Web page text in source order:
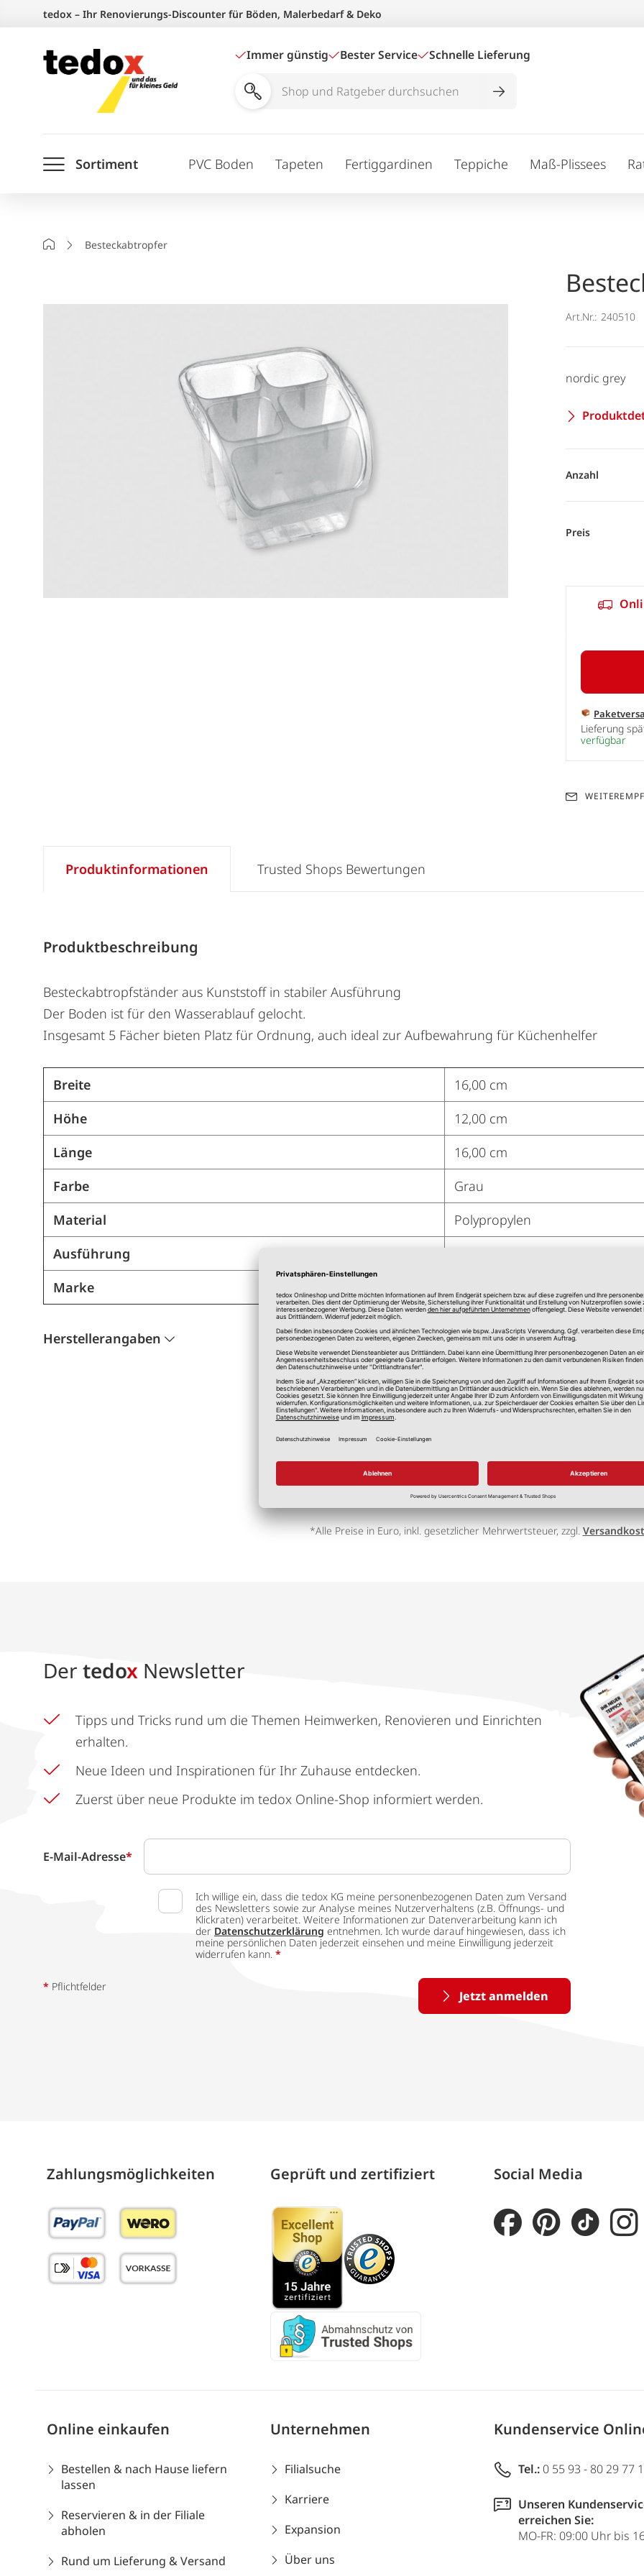
springen
tedox – Ihr Renovierungs-Discounter für Böden, Malerbedarf & Deko
Immer günstig Bester Service Schnelle Lieferung
Shop
durchsuchen
Sortiment PVC Boden Tapeten Fertiggardinen Teppiche Maß-Plissees
StartseiteBesteckabtropfer
Art.Nr.: 240510
nordic grey
Anzahl
Preis
Lieferung
verfügbar
Produktinformationen
Produktbeschreibung
Besteckabtropfständer aus Kunststoff in stabiler Ausführung
Der Boden ist für den Wasserablauf gelocht.
Insgesamt 5 Fächer bieten Platz für Ordnung, auch ideal zur Aufbewahrung für Küchenhelfer
Breite
16,00 cm
Höhe
12,00 cm
Länge
16,00 cm
Farbe
Grau
Material
Polypropylen
Ausführung
Marke
Herstellerangaben
Trusted Shops Bewertungen
*Alle Preise in Euro, inkl. gesetzlicher Mehrwertsteuer, zzgl.
Der tedox Newsletter
Tipps und Tricks rund um die Themen Heimwerken, Renovieren und Einrichten
erhalten.
Neue Ideen und Inspirationen für Ihr Zuhause entdecken.
Zuerst über neue Produkte im tedox Online-Shop informiert werden.
E-Mail-Adresse*
Ich willige ein, dass die tedox KG meine personenbezogenen Daten zum Versand
des Newsletters sowie zur Analyse meines Nutzerverhaltens (z.B. Öffnungs- und
Klickraten) verarbeitet. Weitere Informationen zur Datenverarbeitung kann ich
der Datenschutzerklärung entnehmen. Ich wurde darauf hingewiesen, dass ich
meine persönlichen Daten jederzeit einsehen und meine Einwilligung jederzeit
widerrufen kann. *
Jetzt anmelden
* Pflichtfelder
Zahlungs­möglich­keiten Geprüft und zertifiziert Social Media
Online einkaufen
Bestellen & nach Hause liefern
lassen
Reservieren & in der Filiale
abholen
Rund um Lieferung & Versand
Unternehmen
Filialsuche
Karriere
Expansion
Über uns
Kundenservice
Tel.: 0 55 93 - 80 29 77
Unseren
erreichen Sie:
MO-FR: 09:00 Uhr bis